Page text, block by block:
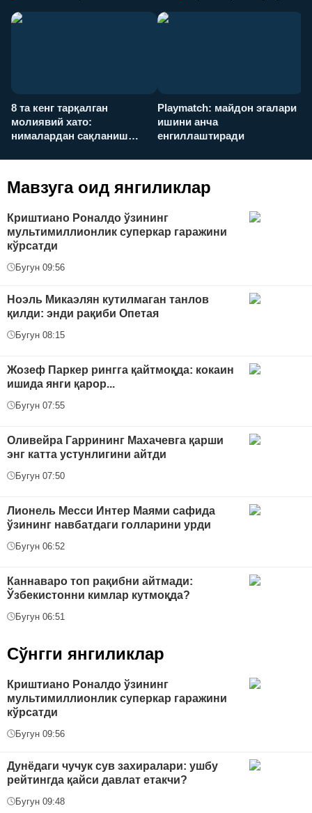
8 та кенг тарқалган
молиявий хато:
нималардан сақланиш
Playmatch: майдон эгалари
ишини анча
енгиллаштиради
Мавзуга оид янгиликлар
Криштиано Роналдо ўзининг
мультимиллионлик суперкар гаражини
кўрсатди
Бугун 09:56
Ноэль Микаэлян кутилмаган танлов
қилди: энди рақиби Опетая
Бугун 08:15
Жозеф Паркер рингга қайтмоқда: кокаин
ишида янги қарор...
Бугун 07:55
Оливейра Гаррининг Махачевга қарши
энг катта устунлигини айтди
Бугун 07:50
Лионель Месси Интер Маями сафида
ўзининг навбатдаги голларини урди
Бугун 06:52
Каннаваро топ рақибни айтмади:
Ўзбекистонни кимлар кутмоқда?
Бугун 06:51
Сўнгги янгиликлар
Криштиано Роналдо ўзининг
мультимиллионлик суперкар гаражини
кўрсатди
Бугун 09:56
Дунёдаги чучук сув захиралари: ушбу
рейтингда қайси давлат етакчи?
Бугун 09:48